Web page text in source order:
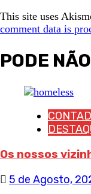
This site uses
comment data is
PODE
Os nossos
5 de Agosto,